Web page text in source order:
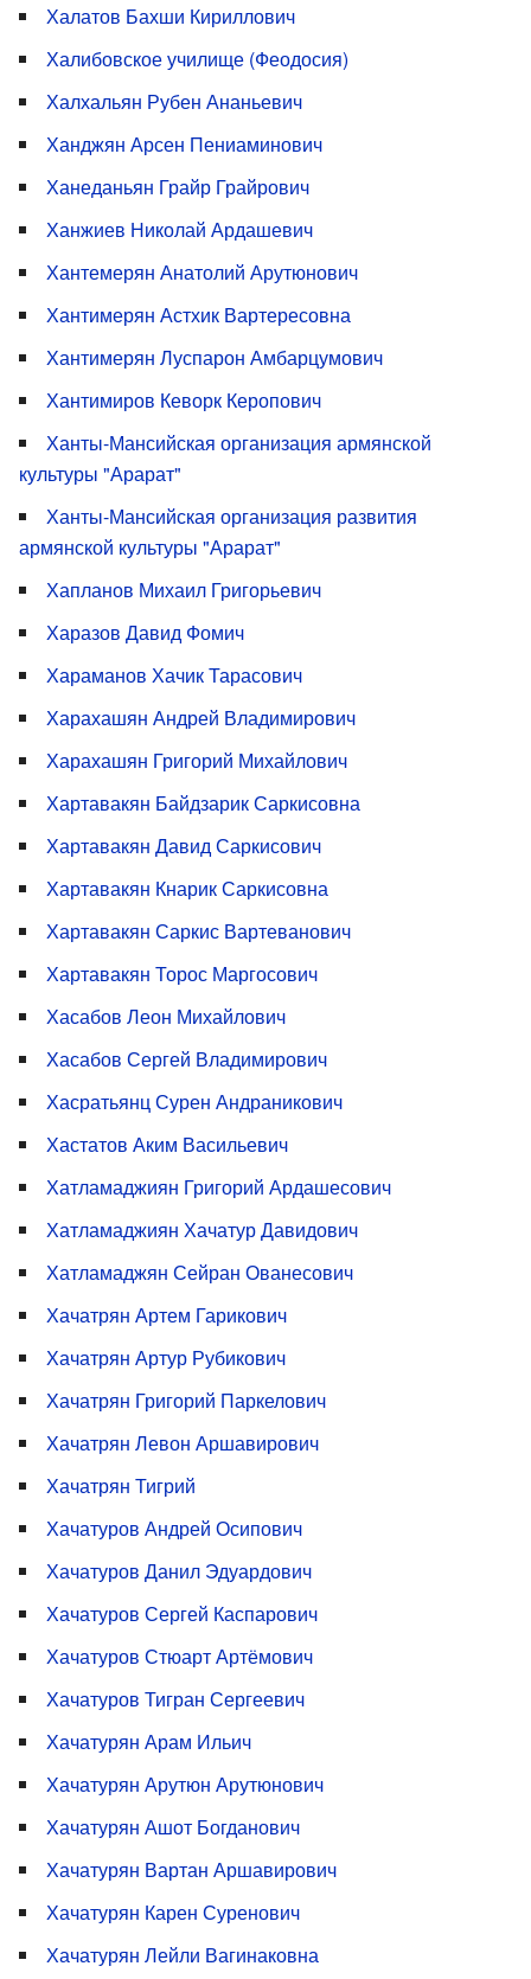
Халатов Бахши Кириллович
Халибовское училище (Феодосия)
Халхальян Рубен Ананьевич
Ханджян Арсен Пениаминович
Ханеданьян Грайр Грайрович
Ханжиев Николай Ардашевич
Хантемерян Анатолий Арутюнович
Хантимерян Астхик Вартересовна
Хантимерян Луспарон Амбарцумович
Хантимиров Кеворк Керопович
Ханты-Мансийская организация армянской
культуры "Арарат"
Ханты-Мансийская организация развития
армянской культуры "Арарат"
Хапланов Михаил Григорьевич
Харазов Давид Фомич
Хараманов Хачик Тарасович
Харахашян Андрей Владимирович
Харахашян Григорий Михайлович
Хартавакян Байдзарик Саркисовна
Хартавакян Давид Саркисович
Хартавакян Кнарик Саркисовна
Хартавакян Саркис Вартеванович
Хартавакян Торос Маргосович
Хасабов Леон Михайлович
Хасабов Сергей Владимирович
Хасратьянц Сурен Андраникович
Хастатов Аким Васильевич
Хатламаджиян Григорий Ардашесович
Хатламаджиян Хачатур Давидович
Хатламаджян Сейран Ованесович
Хачатрян Артем Гарикович
Хачатрян Артур Рубикович
Хачатрян Григорий Паркелович
Хачатрян Левон Аршавирович
Хачатрян Тигрий
Хачатуров Андрей Осипович
Хачатуров Данил Эдуардович
Хачатуров Сергей Каспарович
Хачатуров Стюарт Артёмович
Хачатуров Тигран Сергеевич
Хачатурян Арам Ильич
Хачатурян Арутюн Арутюнович
Хачатурян Ашот Богданович
Хачатурян Вартан Аршавирович
Хачатурян Карен Суренович
Хачатурян Лейли Вагинаковна